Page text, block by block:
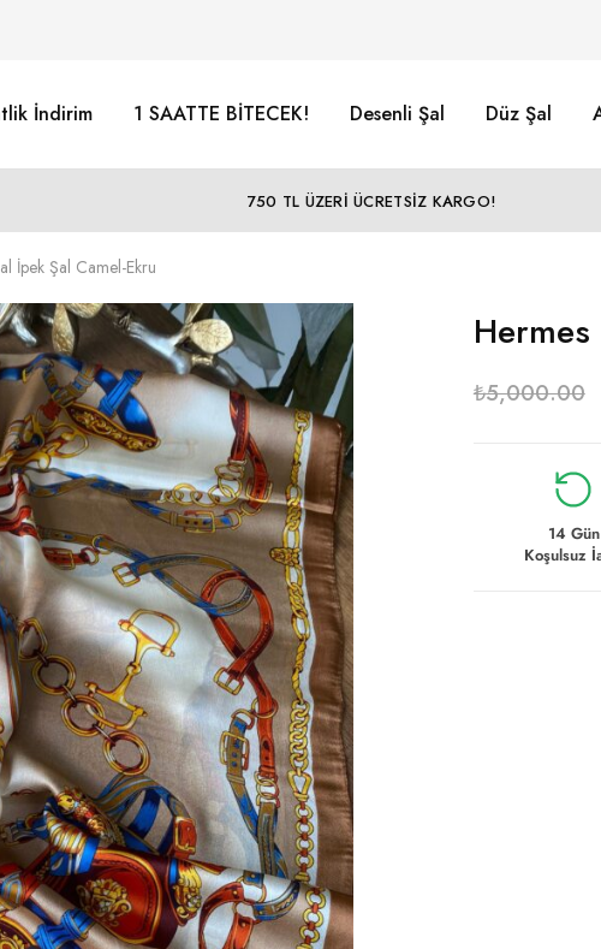
İndirim 1 SAATTE BİTECEK! Desenli Şal Düz Şal
750 TL ÜZERİ ÜCRETSİZ KARGO!
İpek Şal Camel-Ekru
₺5,000.00
14 Gün
Koşulsuz